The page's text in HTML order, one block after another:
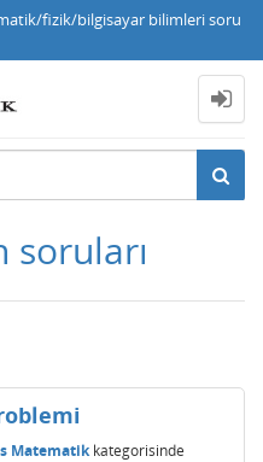
fizik/bilgisayar bilimleri soru
Matematikkategorisinde